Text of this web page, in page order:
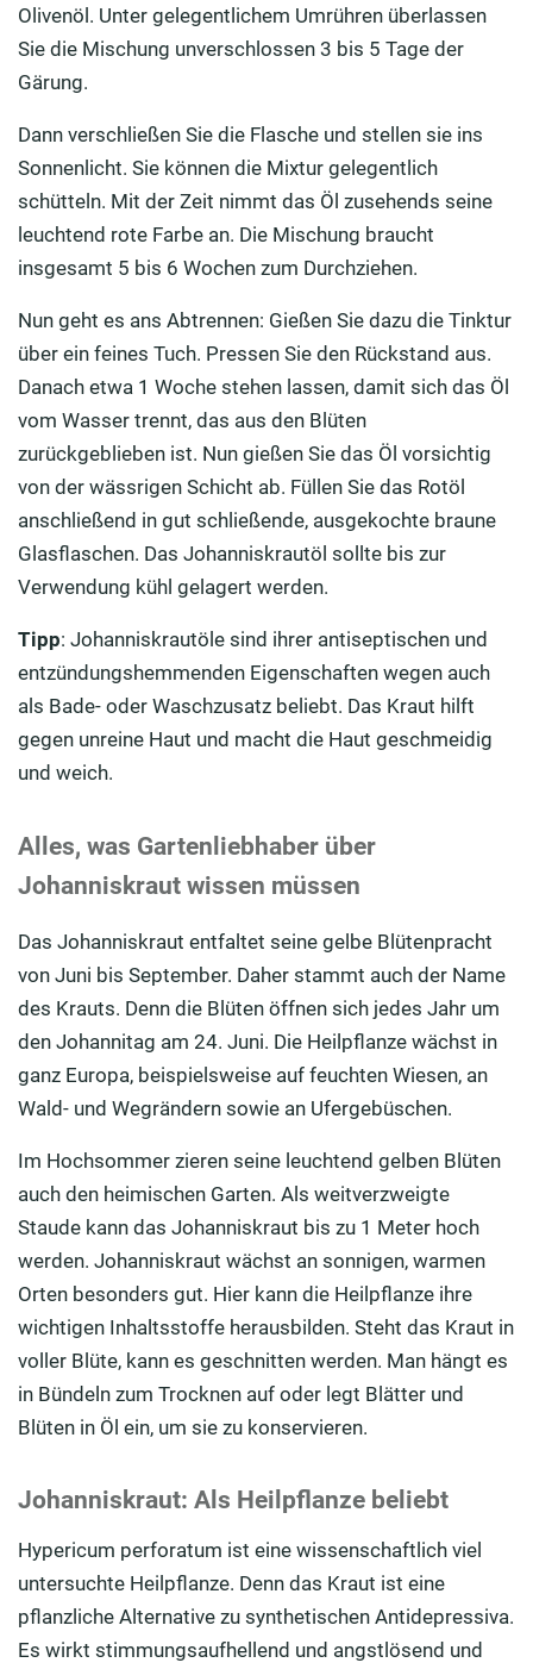
Olivenöl. Unter gelegentlichem Umrühren überlassen
Sie die Mischung unverschlossen 3 bis 5 Tage der
Gärung.
Dann verschließen Sie die Flasche und stellen sie ins
Sonnenlicht. Sie können die Mixtur gelegentlich
schütteln. Mit der Zeit nimmt das Öl zusehends seine
leuchtend rote Farbe an. Die Mischung braucht
insgesamt 5 bis 6 Wochen zum Durchziehen.
Nun geht es ans Abtrennen: Gießen Sie dazu die Tinktur
über ein feines Tuch. Pressen Sie den Rückstand aus.
Danach etwa 1 Woche stehen lassen, damit sich das Öl
vom Wasser trennt, das aus den Blüten
zurückgeblieben ist. Nun gießen Sie das Öl vorsichtig
von der wässrigen Schicht ab. Füllen Sie das Rotöl
anschließend in gut schließende, ausgekochte braune
Glasflaschen. Das Johanniskrautöl sollte bis zur
Verwendung kühl gelagert werden.
Tipp: Johanniskrautöle sind ihrer antiseptischen und
entzündungshemmenden Eigenschaften wegen auch
als Bade- oder Waschzusatz beliebt. Das Kraut hilft
gegen unreine Haut und macht die Haut geschmeidig
und weich.
Alles, was Gartenliebhaber über
Johanniskraut wissen müssen
Das Johanniskraut entfaltet seine gelbe Blütenpracht
von Juni bis September. Daher stammt auch der Name
des Krauts. Denn die Blüten öffnen sich jedes Jahr um
den Johannitag am 24. Juni. Die Heilpflanze wächst in
ganz Europa, beispielsweise auf feuchten Wiesen, an
Wald- und Wegrändern sowie an Ufergebüschen.
Im Hochsommer zieren seine leuchtend gelben Blüten
auch den heimischen Garten. Als weitverzweigte
Staude kann das Johanniskraut bis zu 1 Meter hoch
werden. Johanniskraut wächst an sonnigen, warmen
Orten besonders gut. Hier kann die Heilpflanze ihre
wichtigen Inhaltsstoffe herausbilden. Steht das Kraut in
voller Blüte, kann es geschnitten werden. Man hängt es
in Bündeln zum Trocknen auf oder legt Blätter und
Blüten in Öl ein, um sie zu konservieren.
Johanniskraut: Als Heilpflanze beliebt
Hypericum perforatum ist eine wissenschaftlich viel
untersuchte Heilpflanze. Denn das Kraut ist eine
pflanzliche Alternative zu synthetischen Antidepressiva.
Es wirkt stimmungsaufhellend und angstlösend und